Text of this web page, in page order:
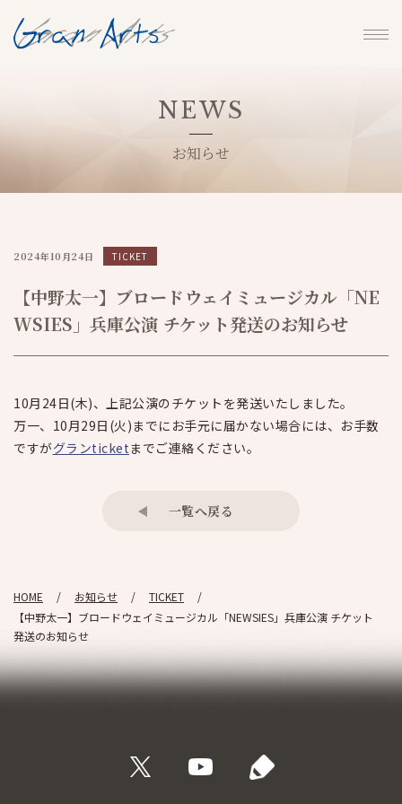
NEWS
お知らせ
2024年10月24日 TICKET
【中野太一】ブロードウェイミュージカル「NE
WSIES」兵庫公演 チケット発送のお知らせ
10月24日(木)、上記公演のチケットを発送いたしました。
万一、10月29日(火)までにお手元に届かない場合には、お手数
ですがグランticketまでご連絡ください。
一覧へ戻る
HOME お知らせ
TICKET
【中野太一】ブロードウェイミュージカル「NEWSIES」兵庫公演 チケット
発送のお知らせ